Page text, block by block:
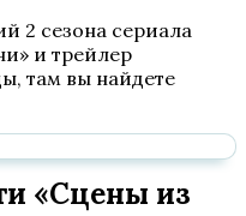
2 сезона сериала
и трейлер
там вы найдете
«Сцены из